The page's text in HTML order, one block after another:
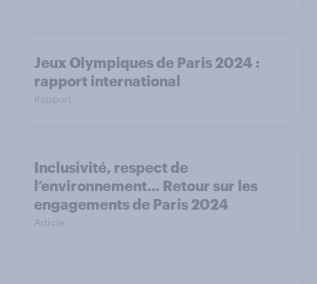
Jeux Olympiques de Paris 2024 :
rapport international
Rapport
Inclusivité, respect de
l’environnement… Retour sur les
engagements de Paris 2024
Article